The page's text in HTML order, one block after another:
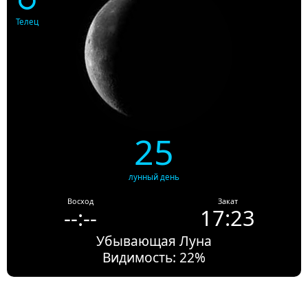
Телец
25
лунный день
Восход
--:--
Закат
17:23
Убывающая Луна
Видимость: 22%